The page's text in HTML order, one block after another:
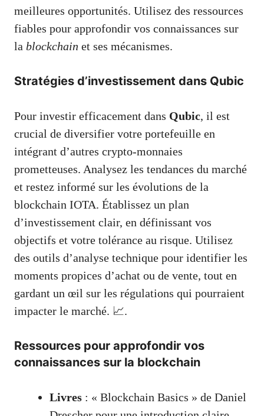
meilleures opportunités. Utilisez des ressources
fiables pour approfondir vos connaissances sur
la blockchain et ses mécanismes.
Stratégies d’investissement dans Qubic
Pour investir efficacement dans Qubic, il est
crucial de diversifier votre portefeuille en
intégrant d’autres crypto-monnaies
prometteuses. Analysez les tendances du marché
et restez informé sur les évolutions de la
blockchain IOTA. Établissez un plan
d’investissement clair, en définissant vos
objectifs et votre tolérance au risque. Utilisez
des outils d’analyse technique pour identifier les
moments propices d’achat ou de vente, tout en
gardant un œil sur les régulations qui pourraient
impacter le marché. 📈.
Ressources pour approfondir vos
connaissances sur la blockchain
Livres : « Blockchain Basics » de Daniel